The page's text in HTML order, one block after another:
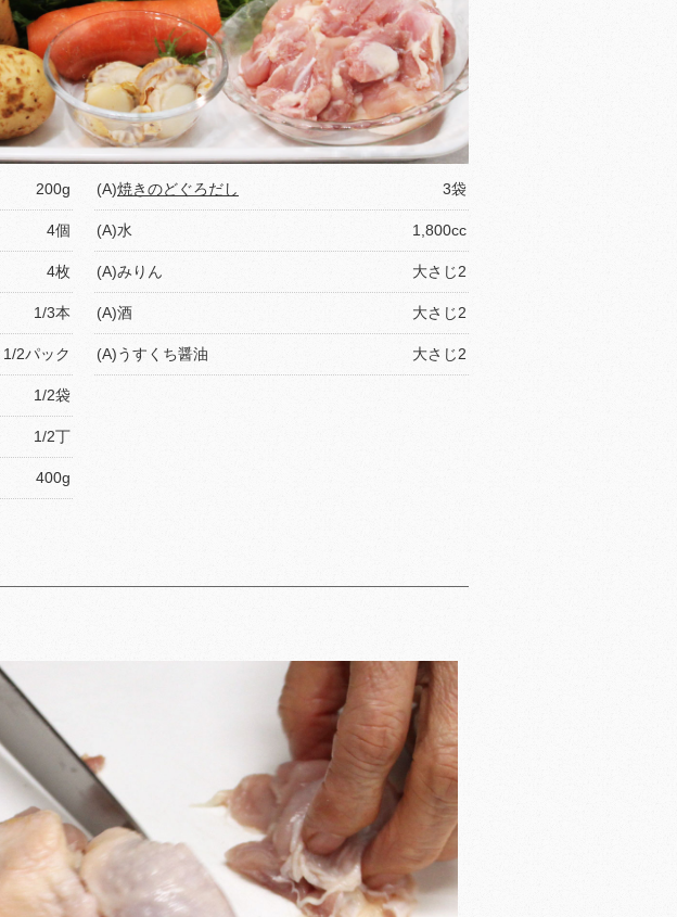
200g
4個
4枚
1/3本
1/2パック
1/2袋
1/2丁
400g
(A)焼きのどぐろだし 3袋
(A)水 1,800cc
(A)みりん 大さじ2
(A)酒 大さじ2
(A)うすくち醤油 大さじ2